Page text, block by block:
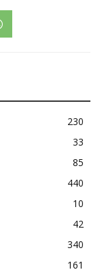
230
33
85
440
10
42
340
161